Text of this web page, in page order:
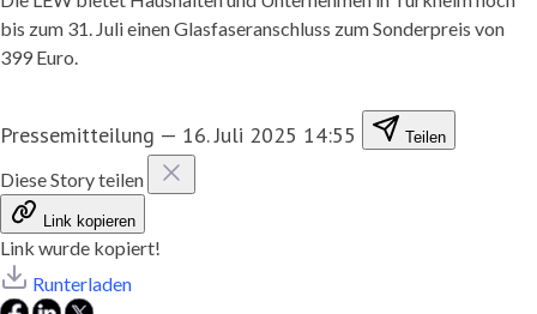
bis zum 31. Juli einen Glasfaseranschluss zum Sonderpreis von
399 Euro.
Pressemitteilung — 16. Juli 2025 14:55 Teilen
Diese Story teilen
Link kopieren
Link wurde kopiert!
Runterladen